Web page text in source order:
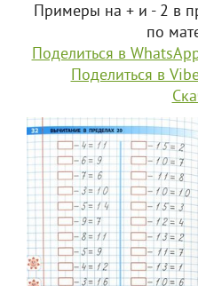
Примеры на + и - 2 в
по
Поделиться в
Поделиться в